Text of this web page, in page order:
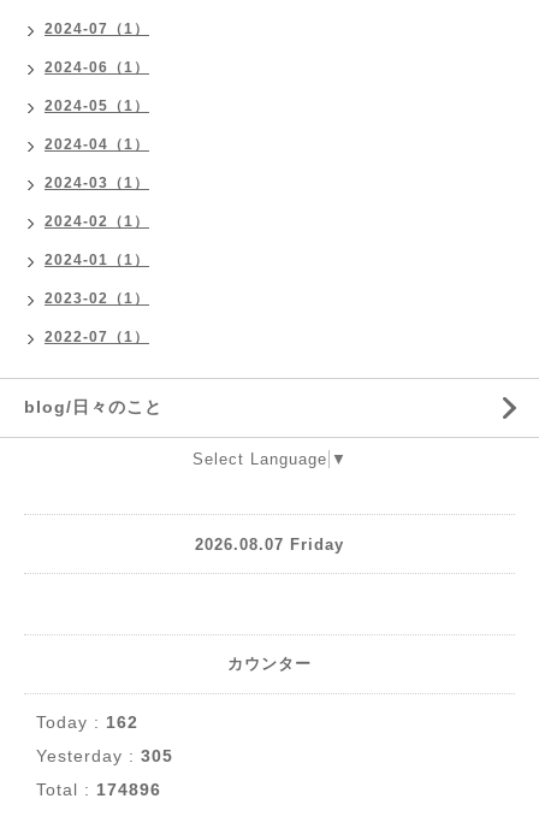
2024-07（1）
2024-06（1）
2024-05（1）
2024-04（1）
2024-03（1）
2024-02（1）
2024-01（1）
2023-02（1）
2022-07（1）
blog/日々のこと
Select Language ▼
2026.08.07 Friday
カウンター
Today : 162
Yesterday : 305
Total : 174896